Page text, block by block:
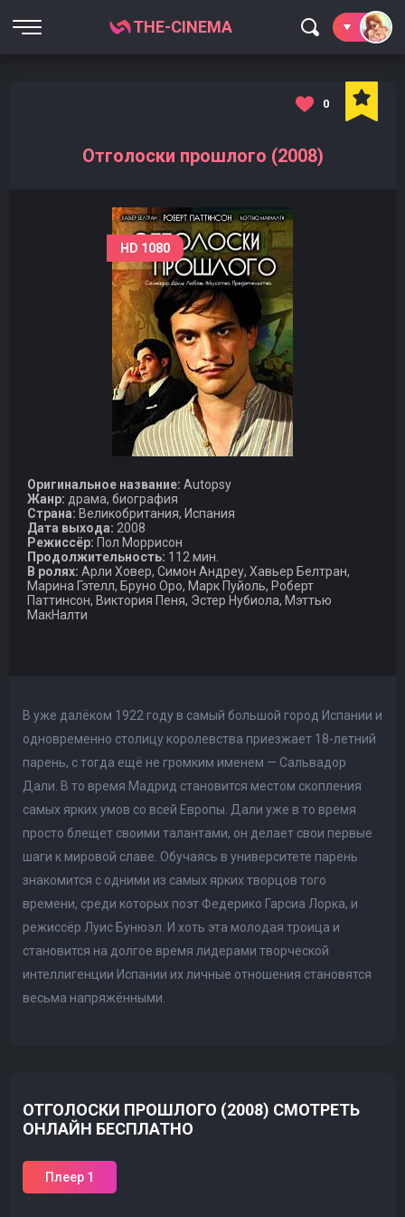
THE-CINEMA
Отголоски прошлого (2008)
0
HD 1080
Оригинальное название: Autopsy
Жанр: драма, биография
Страна: Великобритания, Испания
Дата выхода: 2008
Режиссёр: Пол Моррисон
Продолжительность: 112 мин.
В ролях: Арли Ховер, Симон Андреу, Хавьер Белтран,
Марина Гэтелл, Бруно Оро, Марк Пуйоль, Роберт
Паттинсон, Виктория Пеня, Эстер Нубиола, Мэттью
МакНалти
В уже далёком 1922 году в самый большой город Испании и
одновременно столицу королевства приезжает 18-летний
парень, с тогда ещё не громким именем — Сальвадор
Дали. В то время Мадрид становится местом скопления
самых ярких умов со всей Европы. Дали уже в то время
просто блещет своими талантами, он делает свои первые
шаги к мировой славе. Обучаясь в университете парень
знакомится с одними из самых ярких творцов того
времени, среди которых поэт Федерико Гарсиа Лорка, и
режиссёр Луис Бунюэл. И хоть эта молодая троица и
становится на долгое время лидерами творческой
интеллигенции Испании их личные отношения становятся
весьма напряжёнными.
ОТГОЛОСКИ ПРОШЛОГО (2008) СМОТРЕТЬ
ОНЛАЙН БЕСПЛАТНО
Плеер 1